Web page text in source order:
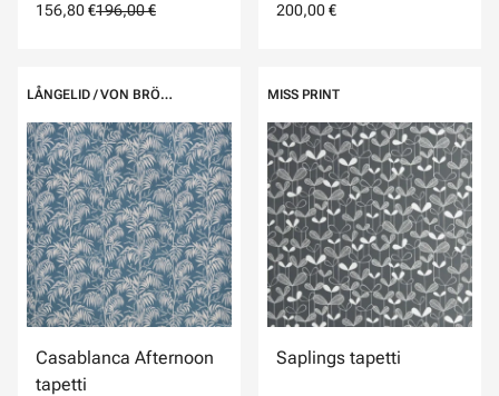
156,80 €196,00 € 200,00 €
LÅNGELID / VON BRÖMSSEN
Casablanca Afternoon
tapetti
MISS PRINT
Saplings tapetti